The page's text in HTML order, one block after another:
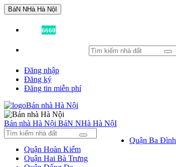
BáN NHà Hà NộI
6660
Đăng nhập
Đăng ký
Đăng tin miễn phí
Bán nhà Hà Nội BáN NHà Hà NộI
Quận Ba Đình
Quận Hoàn Kiếm
Quận Hai Bà Trưng